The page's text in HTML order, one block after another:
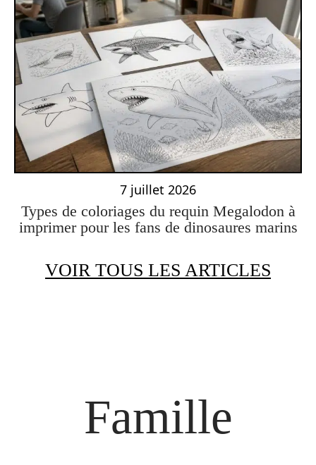
7 juillet 2026
Types de coloriages du requin Megalodon à
imprimer pour les fans de dinosaures marins
VOIR TOUS LES ARTICLES
Famille